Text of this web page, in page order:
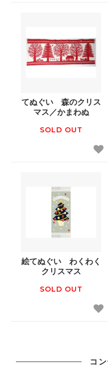
てぬぐい 森のクリス
マス／かまわぬ
SOLD OUT
絵てぬぐい わくわく
クリスマス
SOLD OUT
コ